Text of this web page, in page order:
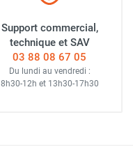
Support commercial,
technique et SAV
03 88 08 67 05
Du lundi au vendredi :
8h30-12h et 13h30-17h30